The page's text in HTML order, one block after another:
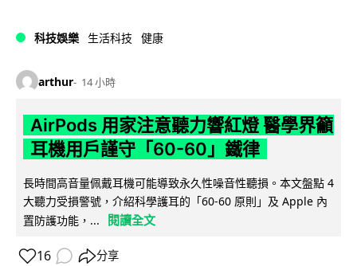
科技娛樂 生活科技 健康
arthur 14 小時
AirPods 用家注意聽力響紅燈 醫學界籲
耳機用戶謹守「60-60」鐵律
長時間高音量佩戴耳機可能導致永久性噪音性聽損。本文盤點 4
大聽力受損警號，介紹科學護耳的「60-60 原則」及 Apple 內
置防護功能，...
閱讀全文
16 分享